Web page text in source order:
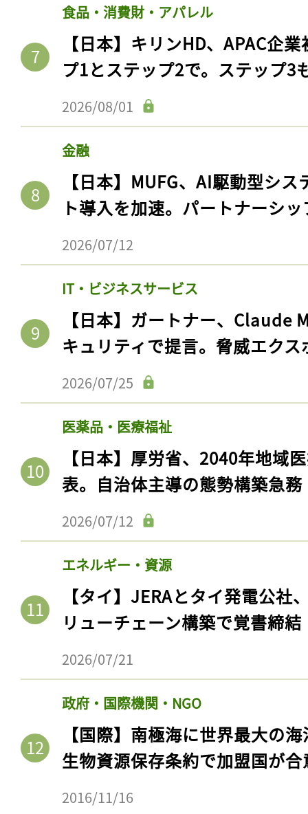
食品・消費財・アパレル
【日本】キリンHD、APAC企
プ1とステップ2で。ステップ3
2026/08/01
金融
【日本】MUFG、AI駆動型シ
ト導入を加速。パートナーシ
2026/07/12
IT・ビジネスサービス
【日本】ガートナー、Claude
キュリティで提言。脅威エク
2026/07/25
医薬品・医療福祉
【日本】厚労省、2040年地域
表。自治体主導の態勢構築急務
2026/07/12
エネルギー・資源
【タイ】JERAとタイ発電公社
リューチェーン構築で覚書締結
2026/07/21
政府・国際機関・NGO
【国際】南極海に世界最大の
生物資源保存条約で加盟国が合
2016/11/16